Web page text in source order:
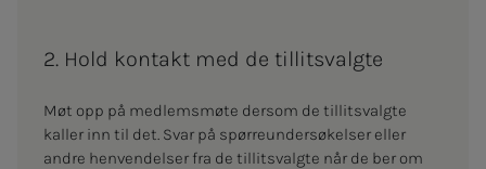
2. Hold kon­takt med de til­­­­­lits­valg­­­te
Møt opp på medlemsmøte dersom de tillitsvalgte
kaller inn til det. Svar på spørreundersøkelser eller
andre henvendelser fra de tillitsvalgte når de ber om